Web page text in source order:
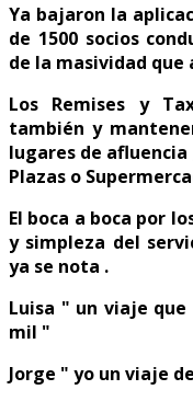
Ya bajaron la
de 1500 socios
de la masividad que
Los Remises y
también y
lugares de
Plazas o
El boca a boca por
y simpleza del
ya se nota .
Luisa " un viaje que
mil "
Jorge " yo un viaje